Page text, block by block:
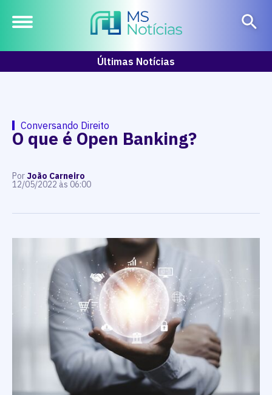
Últimas Notícias
Conversando Direito
O que é Open Banking?
PorJoão Carneiro
12/05/2022 às 06:00